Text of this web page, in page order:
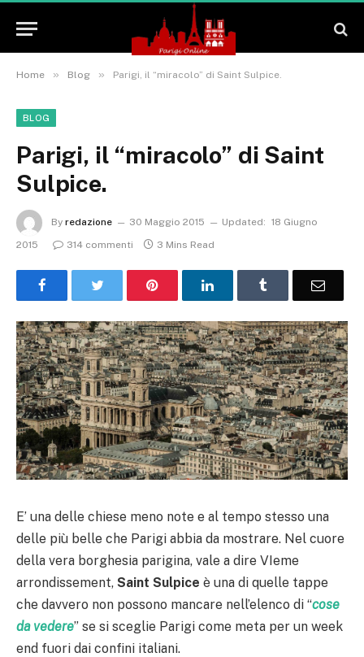
Home » Blog » Parigi, il “miracolo” di Saint Sulpice.
BLOG
Parigi, il “miracolo” di Saint
Sulpice.
By redazione 30 Maggio 2015 Updated: 18 Giugno
2015
314 commenti 3 Mins Read
E’ una delle chiese meno note e al tempo stesso una
delle più belle che Parigi abbia da mostrare. Nel cuore
della vera borghesia parigina, vale a dire VIeme
arrondissement, Saint Sulpice è una di quelle tappe
che davvero non possono mancare nell’elenco di “cose
da vedere” se si sceglie Parigi come meta per un week
end fuori dai confini italiani.